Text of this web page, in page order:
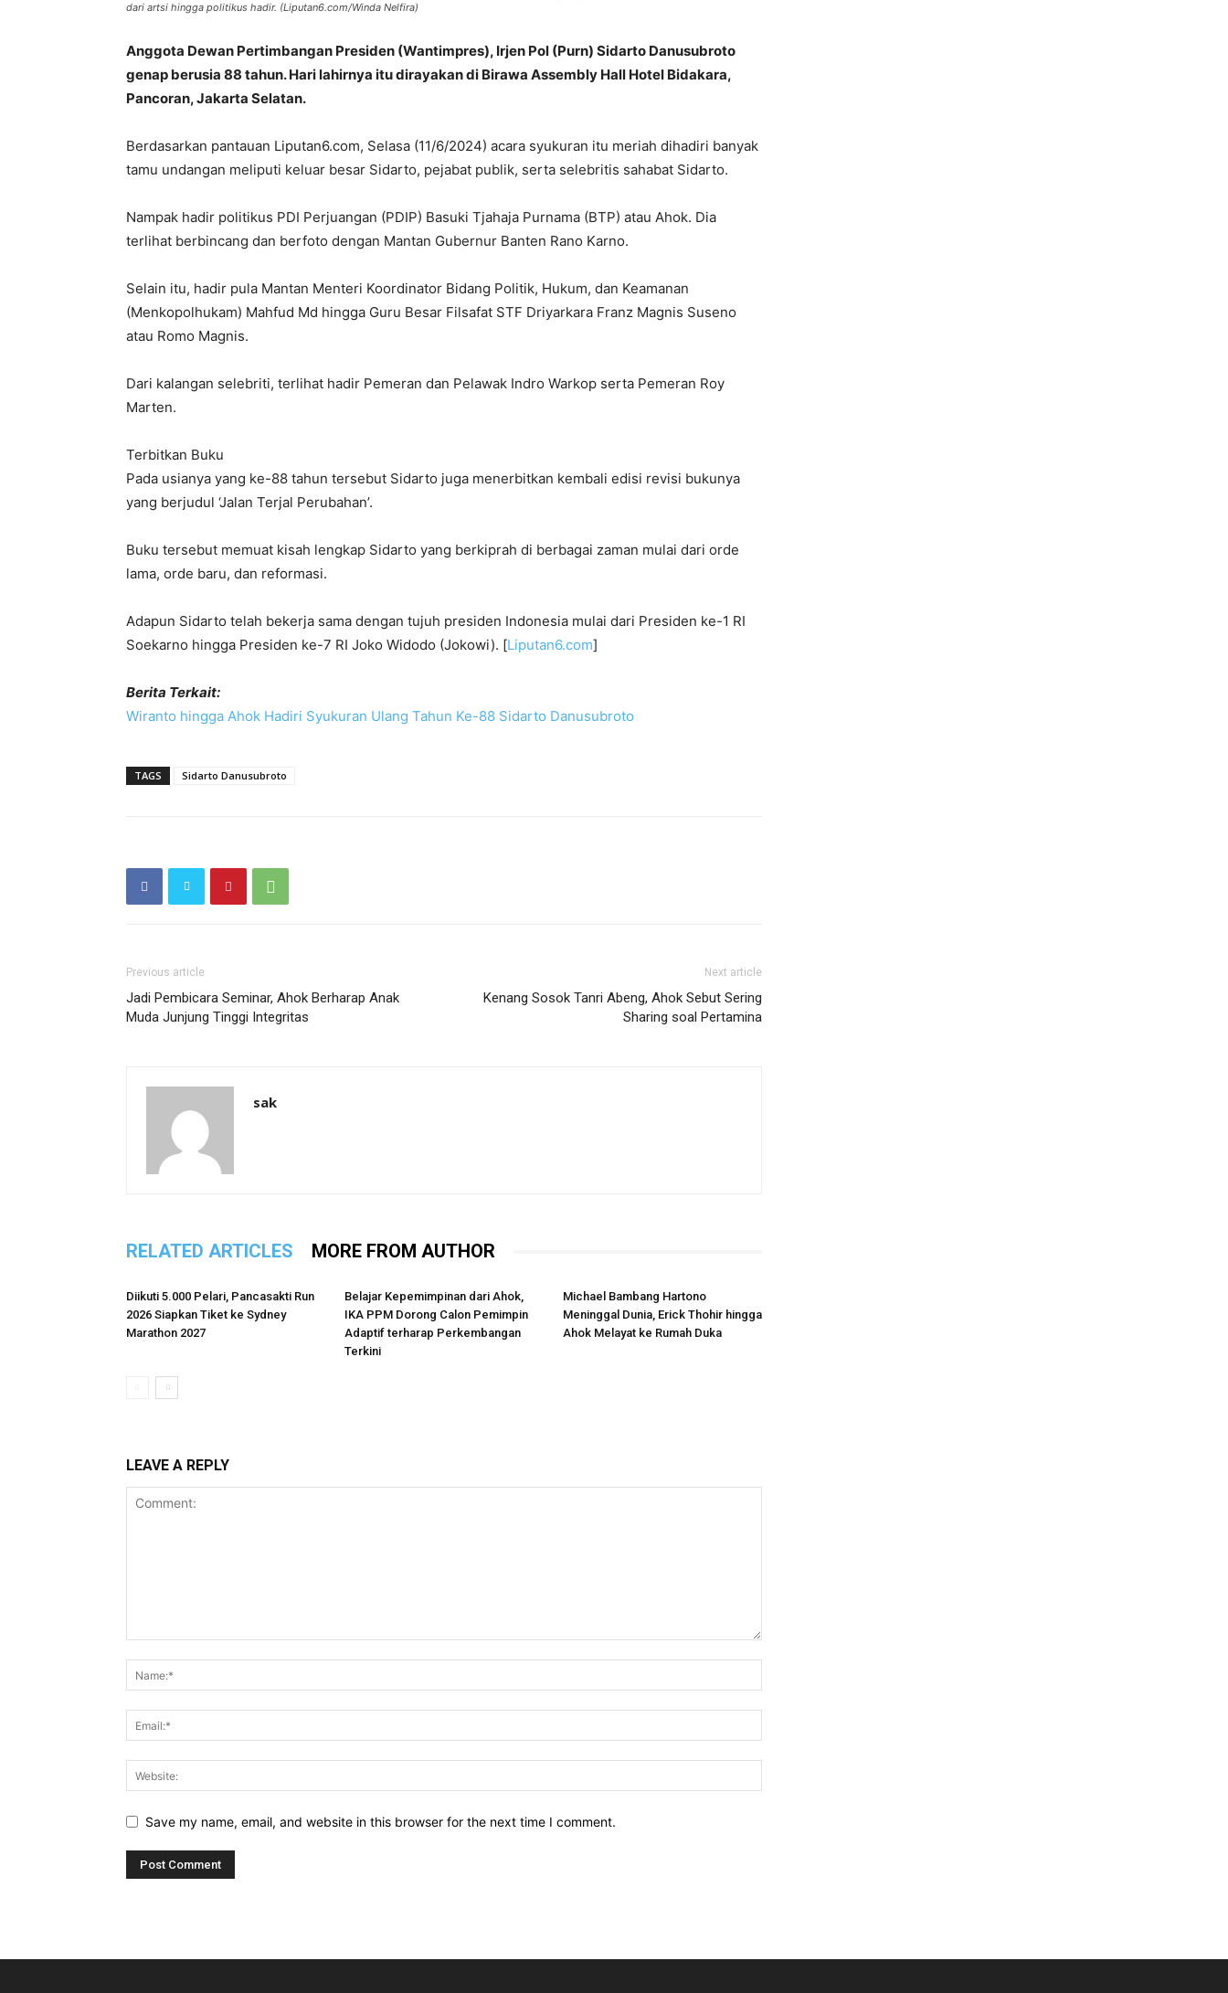
dari artsi hingga politikus hadir. (Liputan6.com/Winda Nelfira)
Anggota Dewan Pertimbangan Presiden (Wantimpres), Irjen Pol (Purn) Sidarto Danusubroto
genap berusia 88 tahun. Hari lahirnya itu dirayakan di Birawa Assembly Hall Hotel Bidakara,
Pancoran, Jakarta Selatan.
Berdasarkan pantauan Liputan6.com, Selasa (11/6/2024) acara syukuran itu meriah dihadiri banyak
tamu undangan meliputi keluar besar Sidarto, pejabat publik, serta selebritis sahabat Sidarto.
Nampak hadir politikus PDI Perjuangan (PDIP) Basuki Tjahaja Purnama (BTP) atau Ahok. Dia
terlihat berbincang dan berfoto dengan Mantan Gubernur Banten Rano Karno.
Selain itu, hadir pula Mantan Menteri Koordinator Bidang Politik, Hukum, dan Keamanan
(Menkopolhukam) Mahfud Md hingga Guru Besar Filsafat STF Driyarkara Franz Magnis Suseno
atau Romo Magnis.
Dari kalangan selebriti, terlihat hadir Pemeran dan Pelawak Indro Warkop serta Pemeran Roy
Marten.
Terbitkan Buku
Pada usianya yang ke-88 tahun tersebut Sidarto juga menerbitkan kembali edisi revisi bukunya
yang berjudul ‘Jalan Terjal Perubahan’.
Buku tersebut memuat kisah lengkap Sidarto yang berkiprah di berbagai zaman mulai dari orde
lama, orde baru, dan reformasi.
Adapun Sidarto telah bekerja sama dengan tujuh presiden Indonesia mulai dari Presiden ke-1 RI
Soekarno hingga Presiden ke-7 RI Joko Widodo (Jokowi). [Liputan6.com]
Berita Terkait:
Wiranto hingga Ahok Hadiri Syukuran Ulang Tahun Ke-88 Sidarto Danusubroto
TAGS Sidarto Danusubroto
Previous article
Jadi Pembicara Seminar, Ahok Berharap Anak
Muda Junjung Tinggi Integritas
Next article
Kenang Sosok Tanri Abeng, Ahok Sebut Sering
Sharing soal Pertamina
sak
RELATED ARTICLES MORE FROM AUTHOR
Diikuti 5.000 Pelari, Pancasakti Run
2026 Siapkan Tiket ke Sydney
Marathon 2027
Belajar Kepemimpinan dari Ahok,
IKA PPM Dorong Calon Pemimpin
Adaptif terharap Perkembangan
Terkini
Michael Bambang Hartono
Meninggal Dunia, Erick Thohir hingga
Ahok Melayat ke Rumah Duka
LEAVE A REPLY
Save my name, email, and website in this browser for the next time I comment.